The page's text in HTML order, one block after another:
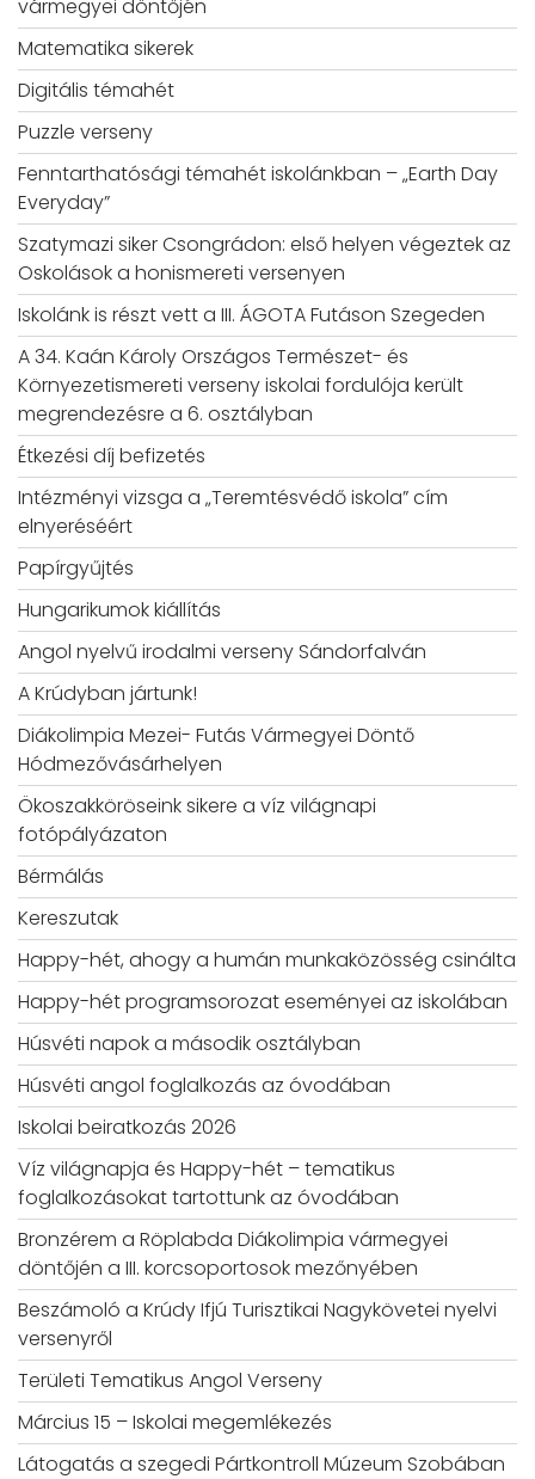
vármegyei döntőjén
Matematika sikerek
Digitális témahét
Puzzle verseny
Fenntarthatósági témahét iskolánkban – „Earth Day
Everyday”
Szatymazi siker Csongrádon: első helyen végeztek az
Oskolások a honismereti versenyen
Iskolánk is részt vett a III. ÁGOTA Futáson Szegeden
A 34. Kaán Károly Országos Természet- és
Környezetismereti verseny iskolai fordulója került
megrendezésre a 6. osztályban
Étkezési díj befizetés
Intézményi vizsga a „Teremtésvédő iskola” cím
elnyeréséért
Papírgyűjtés
Hungarikumok kiállítás
Angol nyelvű irodalmi verseny Sándorfalván
A Krúdyban jártunk!
Diákolimpia Mezei- Futás Vármegyei Döntő
Hódmezővásárhelyen
Ökoszakköröseink sikere a víz világnapi
fotópályázaton
Bérmálás
Kereszutak
Happy-hét, ahogy a humán munkaközösség csinálta
Happy-hét programsorozat eseményei az iskolában
Húsvéti napok a második osztályban
Húsvéti angol foglalkozás az óvodában
Iskolai beiratkozás 2026
Víz világnapja és Happy-hét – tematikus
foglalkozásokat tartottunk az óvodában
Bronzérem a Röplabda Diákolimpia vármegyei
döntőjén a III. korcsoportosok mezőnyében
Beszámoló a Krúdy Ifjú Turisztikai Nagykövetei nyelvi
versenyről
Területi Tematikus Angol Verseny
Március 15 – Iskolai megemlékezés
Látogatás a szegedi Pártkontroll Múzeum Szobában